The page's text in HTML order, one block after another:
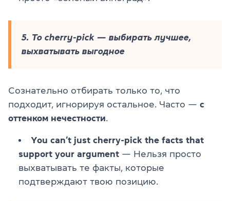
5. To cherry-pick — выбирать лучшее,
выхватывать выгодное
Сознательно отбирать только то, что
подходит, игнорируя остальное. Часто — с
оттенком нечестности.
You can’t just cherry-pick the facts that
support your argument — Нельзя просто
выхватывать те факты, которые
подтверждают твою позицию.